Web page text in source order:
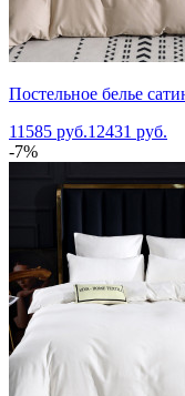
Постельное белье
11585 руб.12431 руб.
-7%